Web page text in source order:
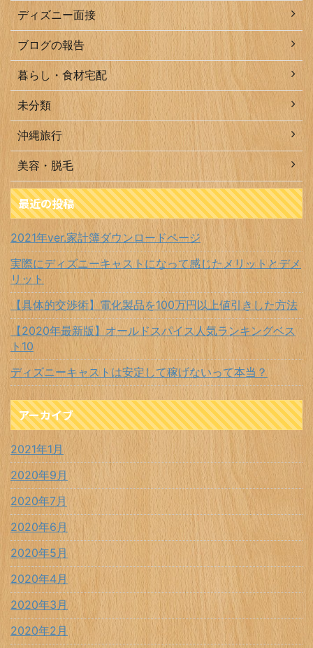
ディズニー面接
ブログの報告
暮らし・食材宅配
未分類
沖縄旅行
美容・脱毛
最近の投稿
2021年ver.家計簿ダウンロードページ
実際にディズニーキャストになって感じたメリットとデメ
リット
【具体的交渉術】電化製品を100万円以上値引きした方法
【2020年最新版】オールドスパイス人気ランキングベス
ト10
ディズニーキャストは安定して稼げないって本当？
アーカイブ
2021年1月
2020年9月
2020年7月
2020年6月
2020年5月
2020年4月
2020年3月
2020年2月